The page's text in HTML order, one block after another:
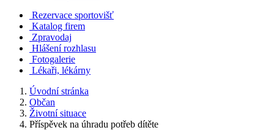
Rezervace sportovišť
Katalog firem
Zpravodaj
Hlášení rozhlasu
Fotogalerie
Lékaři, lékárny
Úvodní stránka
Občan
Životní situace
Příspěvek na úhradu potřeb dítěte